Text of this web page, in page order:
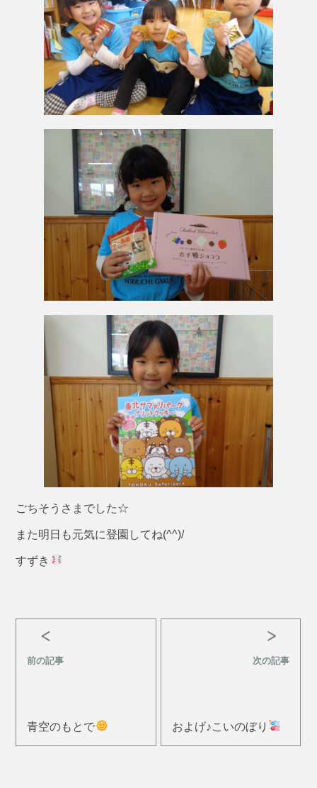
ごちそうさまでした☆
また明日も元気に登園してね(^^)/
すずき
前の記事
青空のもとで
次の記事
およげ♪こいのぼり